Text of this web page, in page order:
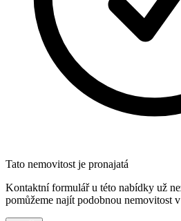
Tato nemovitost je pronajatá
Kontaktní formulář u této nabídky už
pomůžeme najít podobnou nemovitost